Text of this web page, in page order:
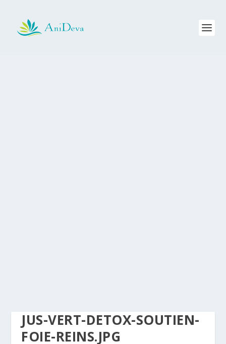
JUS-VERT-DETOX-SOUTIEN-
FOIE-REINS.JPG